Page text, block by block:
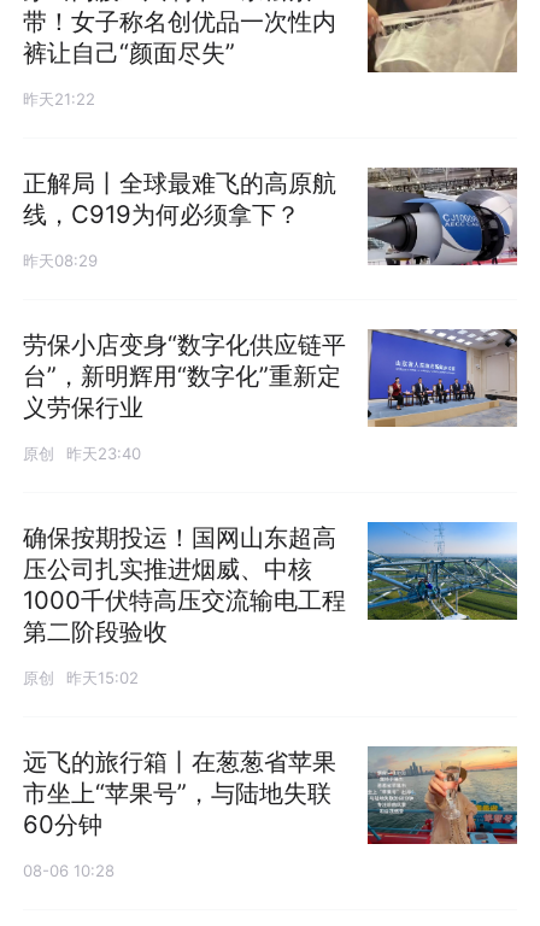
带！女子称名创优品一次性内
裤让自己“颜面尽失”
昨天21:22
正解局丨全球最难飞的高原航
线，C919为何必须拿下？
昨天08:29
劳保小店变身“数字化供应链平
台”，新明辉用“数字化”重新定
义劳保行业
原创 昨天23:40
确保按期投运！国网山东超高
压公司扎实推进烟威、中核
1000千伏特高压交流输电工程
第二阶段验收
原创 昨天15:02
远飞的旅行箱丨在葱葱省苹果
市坐上“苹果号”，与陆地失联
60分钟
08-06 10:28